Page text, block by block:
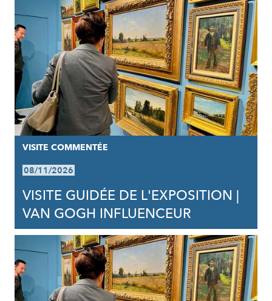
VISITE COMMENTÉE
08/11/2026
VISITE GUIDÉE DE L'EXPOSITION |
VAN GOGH INFLUENCEUR